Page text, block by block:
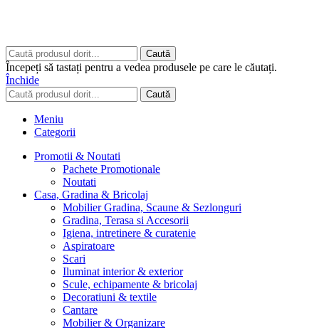
Caută
Începeți să tastați pentru a vedea produsele pe care le căutați.
Închide
Caută
Meniu
Categorii
Promotii & Noutati
Pachete Promotionale
Noutati
Casa, Gradina & Bricolaj
Mobilier Gradina, Scaune & Sezlonguri
Gradina, Terasa si Accesorii
Igiena, intretinere & curatenie
Aspiratoare
Scari
Iluminat interior & exterior
Scule, echipamente & bricolaj
Decoratiuni & textile
Cantare
Mobilier & Organizare